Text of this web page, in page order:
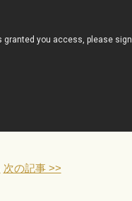
次の記事 >>